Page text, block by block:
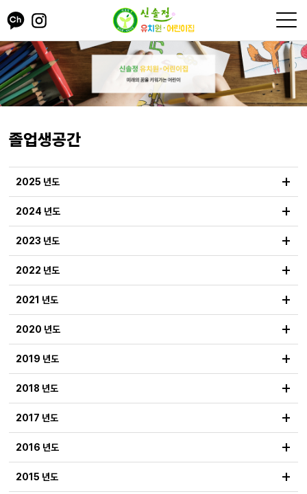
졸업생공간
2025 년도 +
2024 년도 +
2023 년도 +
2022 년도 +
2021 년도 +
2020 년도 +
2019 년도 +
2018 년도 +
2017 년도 +
2016 년도 +
2015 년도 +